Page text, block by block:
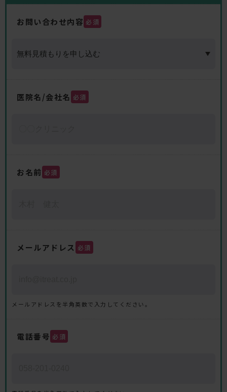
お問い合わせ内容 必須
医院名/会社名 必須
お名前 必須
メールアドレス 必須
メールアドレスを半角英数で入力してください。
電話番号 必須